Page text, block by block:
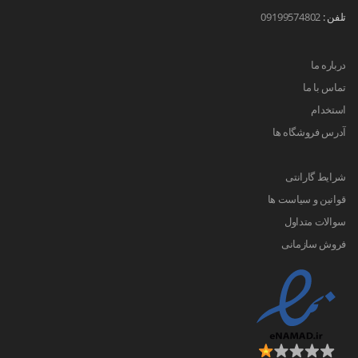
تلفن : 09199574802
درباره ما
تماس با ما
استخدام
آدرس فروشگاه ها
شرایط گارانتی
قوانین و سیاست ها
سوالات متداول
فروش سازمانی